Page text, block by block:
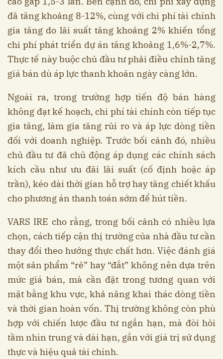
đã tăng khoảng 8-12%, cùng với chi phí tài chính
gia tăng do lãi suất tăng khoảng 2% khiến tổng
chi phí phát triển dự án tăng khoảng 1,6%-2,7%.
Thực tế này buộc chủ đầu tư phải điều chỉnh tăng
giá bán dù áp lực thanh khoản ngày càng lớn.
Ngoài ra, trong trường hợp tiến độ bán hàng
không đạt kế hoạch, chi phí tài chính còn tiếp tục
gia tăng, làm gia tăng rủi ro và áp lực dòng tiền
đối với doanh nghiệp. Trước bối cảnh đó, nhiều
chủ đầu tư đã chủ động áp dụng các chính sách
kích cầu như ưu đãi lãi suất (cố định hoặc áp
trần), kéo dài thời gian hỗ trợ hay tăng chiết khấu
cho phương án thanh toán sớm để hút tiền.
VARS IRE cho rằng, trong bối cảnh có nhiều lựa
chọn, cách tiếp cận thị trường của nhà đầu tư cần
thay đổi theo hướng thực chất hơn. Việc đánh giá
một sản phẩm “rẻ” hay “đắt” không nên dựa trên
mức giá bán, mà cần đặt trong tương quan với
mặt bằng khu vực, khả năng khai thác dòng tiền
và thời gian hoàn vốn. Thị trường không còn phù
hợp với chiến lược đầu tư ngắn hạn, mà đòi hỏi
tầm nhìn trung và dài hạn, gắn với giá trị sử dụng
thực và hiệu quả tài chính.